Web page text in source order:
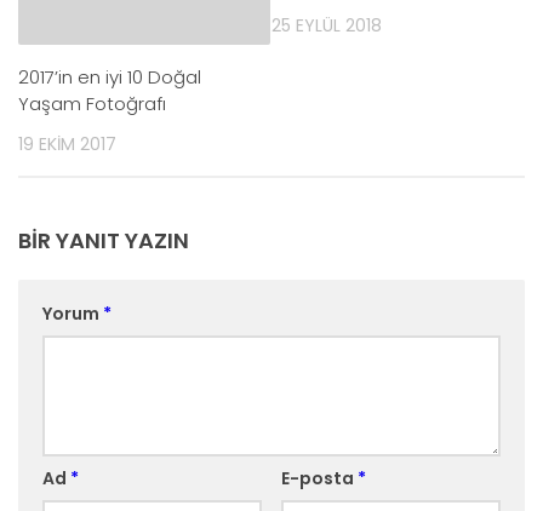
2017’in en iyi 10 Doğal
Yaşam Fotoğrafı
19 EKIM 2017
25 EYLÜL 2018
BIR YANIT YAZIN
Yorum *
Ad * E-posta *